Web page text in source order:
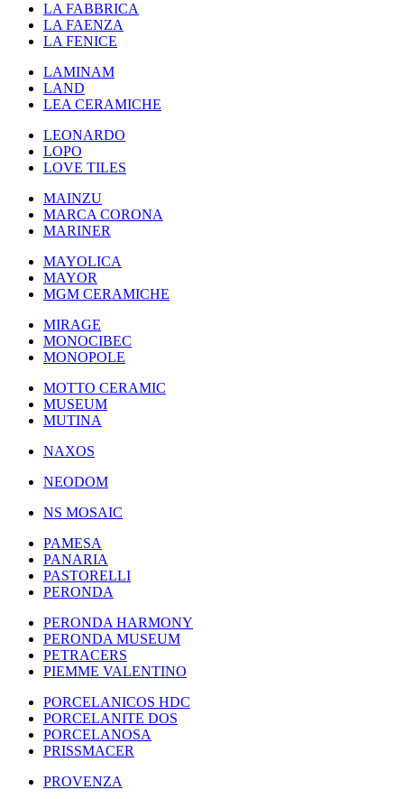
LA FABBRICA
LA FAENZA
LA FENICE
LAMINAM
LAND
LEA CERAMICHE
LEONARDO
LOPO
LOVE TILES
MAINZU
MARCA CORONA
MARINER
MAYOLICA
MAYOR
MGM CERAMICHE
MIRAGE
MONOCIBEC
MONOPOLE
MOTTO CERAMIC
MUSEUM
MUTINA
NAXOS
NEODOM
NS MOSAIC
PAMESA
PANARIA
PASTORELLI
PERONDA
PERONDA HARMONY
PERONDA MUSEUM
PETRACERS
PIEMME VALENTINO
PORCELANICOS HDC
PORCELANITE DOS
PORCELANOSA
PRISSMACER
PROVENZA